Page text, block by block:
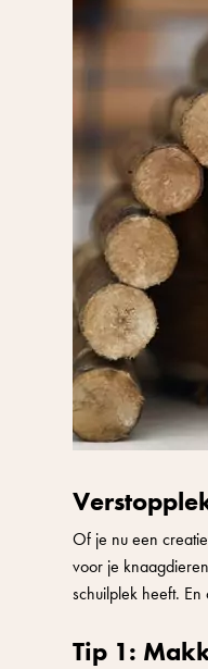
Of je nu een
voor je
schuilplek heeft.
Tip 1: